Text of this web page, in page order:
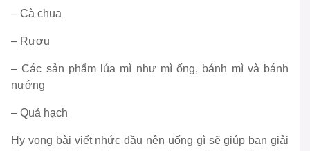
– Cà chua
– Rượu
– Các sản phẩm lúa mì như mì ống, bánh mì và bánh
nướng
– Quả hạch
Hy vọng bài viết nhức đầu nên uống gì sẽ giúp bạn giải